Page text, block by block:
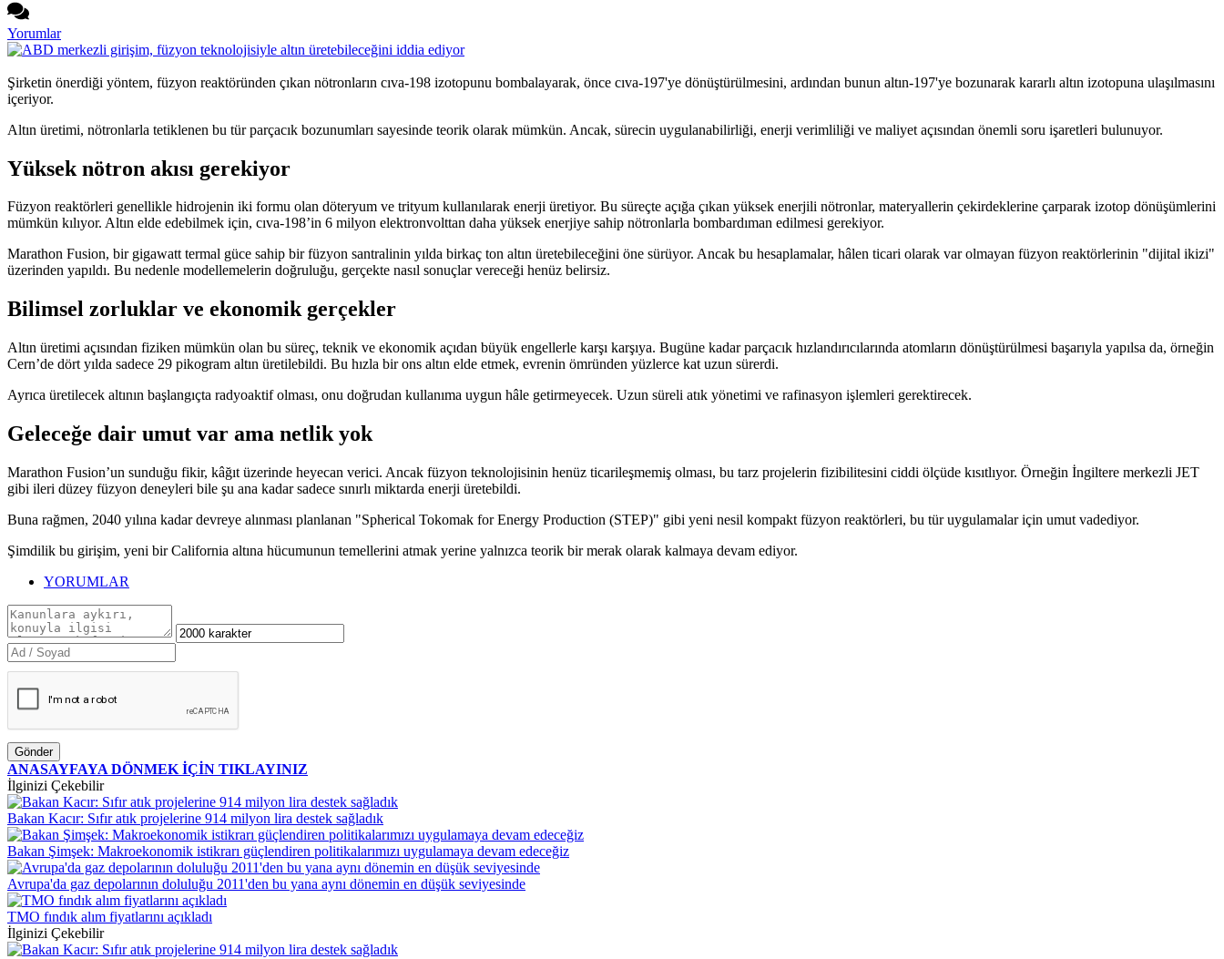
Yorumlar
Şirketin önerdiği yöntem, füzyon reaktöründen çıkan nötronların cıva-198 izotopunu bombalayarak, önce cıva-197'ye dönüştürülmesini, ardından bunun altın-197'ye bozunarak kararlı altın izotopuna ulaşılmasını
içeriyor.
Altın üretimi, nötronlarla tetiklenen bu tür parçacık bozunumları sayesinde teorik olarak mümkün. Ancak, sürecin uygulanabilirliği, enerji verimliliği ve maliyet açısından önemli soru işaretleri bulunuyor.
Yüksek nötron akısı gerekiyor
Füzyon reaktörleri genellikle hidrojenin iki formu olan döteryum ve trityum kullanılarak enerji üretiyor. Bu süreçte açığa çıkan yüksek enerjili nötronlar, materyallerin çekirdeklerine çarparak izotop dönüşümlerini
mümkün kılıyor. Altın elde edebilmek için, cıva-198’in 6 milyon elektronvolttan daha yüksek enerjiye sahip nötronlarla bombardıman edilmesi gerekiyor.
Marathon Fusion, bir gigawatt termal güce sahip bir füzyon santralinin yılda birkaç ton altın üretebileceğini öne sürüyor. Ancak bu hesaplamalar, hâlen ticari olarak var olmayan füzyon reaktörlerinin "dijital ikizi"
üzerinden yapıldı. Bu nedenle modellemelerin doğruluğu, gerçekte nasıl sonuçlar vereceği henüz belirsiz.
Bilimsel zorluklar ve ekonomik gerçekler
Altın üretimi açısından fiziken mümkün olan bu süreç, teknik ve ekonomik açıdan büyük engellerle karşı karşıya. Bugüne kadar parçacık hızlandırıcılarında atomların dönüştürülmesi başarıyla yapılsa da, örneğin
Cern’de dört yılda sadece 29 pikogram altın üretilebildi. Bu hızla bir ons altın elde etmek, evrenin ömründen yüzlerce kat uzun sürerdi.
Ayrıca üretilecek altının başlangıçta radyoaktif olması, onu doğrudan kullanıma uygun hâle getirmeyecek. Uzun süreli atık yönetimi ve rafinasyon işlemleri gerektirecek.
Geleceğe dair umut var ama netlik yok
Marathon Fusion’un sunduğu fikir, kâğıt üzerinde heyecan verici. Ancak füzyon teknolojisinin henüz ticarileşmemiş olması, bu tarz projelerin fizibilitesini ciddi ölçüde kısıtlıyor. Örneğin İngiltere merkezli JET
gibi ileri düzey füzyon deneyleri bile şu ana kadar sadece sınırlı miktarda enerji üretebildi.
Buna rağmen, 2040 yılına kadar devreye alınması planlanan "Spherical Tokomak for Energy Production (STEP)" gibi yeni nesil kompakt füzyon reaktörleri, bu tür uygulamalar için umut vadediyor.
Şimdilik bu girişim, yeni bir California altına hücumunun temellerini atmak yerine yalnızca teorik bir merak olarak kalmaya devam ediyor.
YORUMLAR
Gönder
ANASAYFAYA DÖNMEK İÇİN TIKLAYINIZ
İlginizi Çekebilir
Bakan Kacır: Sıfır atık projelerine 914 milyon lira destek sağladık
Bakan Şimşek: Makroekonomik istikrarı güçlendiren politikalarımızı uygulamaya devam edeceğiz
Avrupa'da gaz depolarının doluluğu 2011'den bu yana aynı dönemin en düşük seviyesinde
TMO fındık alım fiyatlarını açıkladı
İlginizi Çekebilir